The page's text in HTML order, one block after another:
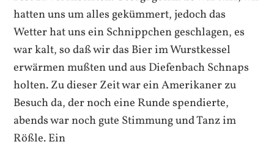
hatten uns um alles gekümmert, jedoch das
Wetter hat uns ein Schnippchen geschlagen, es
war kalt, so daß wir das Bier im Wurstkessel
erwärmen mußten und aus Diefenbach Schnaps
holten. Zu dieser Zeit war ein Amerikaner zu
Besuch da, der noch eine Runde spendierte,
abends war noch gute Stimmung und Tanz im
Rößle. Ein